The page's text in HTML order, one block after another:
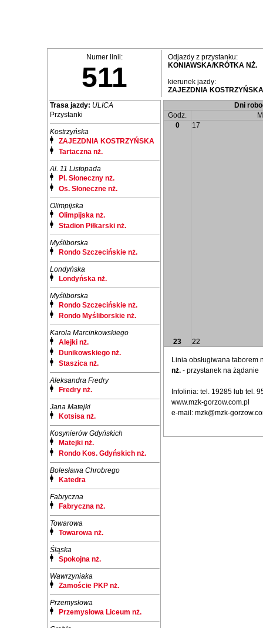
Numer linii:
511
Odjazdy z przystanku:
KONIAWSKA/KRÓTKA NŻ.
kierunek jazdy:
ZAJEZDNIA KOSTRZYŃSKA
Trasa jazdy: ULICA
Przystanki
Kostrzyńska
ZAJEZDNIA KOSTRZYŃSKA
Tartaczna nż.
Al. 11 Listopada
Pl. Słoneczny nż.
Os. Słoneczne nż.
Olimpijska
Olimpijska nż.
Stadion Piłkarski nż.
Myśliborska
Rondo Szczecińskie nż.
Londyńska
Londyńska nż.
Myśliborska
Rondo Szczecińskie nż.
Rondo Myśliborskie nż.
Karola Marcinkowskiego
Alejki nż.
Dunikowskiego nż.
Staszica nż.
Aleksandra Fredry
Fredry nż.
Jana Matejki
Kotsisa nż.
Kosynierów Gdyńskich
Matejki nż.
Rondo Kos. Gdyńskich nż.
Bolesława Chrobrego
Katedra
Fabryczna
Fabryczna nż.
Towarowa
Towarowa nż.
Śląska
Spokojna nż.
Wawrzyniaka
Zamoście PKP nż.
Przemysłowa
Przemysłowa Liceum nż.
Dni
Godz.
0
17
23 22
Linia obsługiwana taborem
nż. - przystanek na żądanie
Infolinia: tel. 19285 lub tel.
www.mzk-gorzow.com.pl
e-mail: mzk@mzk-